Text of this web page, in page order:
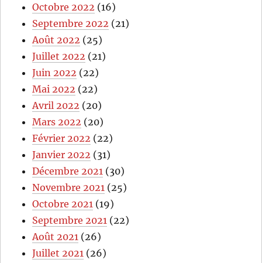
Octobre 2022 (16)
Septembre 2022 (21)
Août 2022 (25)
Juillet 2022 (21)
Juin 2022 (22)
Mai 2022 (22)
Avril 2022 (20)
Mars 2022 (20)
Février 2022 (22)
Janvier 2022 (31)
Décembre 2021 (30)
Novembre 2021 (25)
Octobre 2021 (19)
Septembre 2021 (22)
Août 2021 (26)
Juillet 2021 (26)